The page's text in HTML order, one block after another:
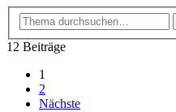
12 Beiträge
1
2
Nächste